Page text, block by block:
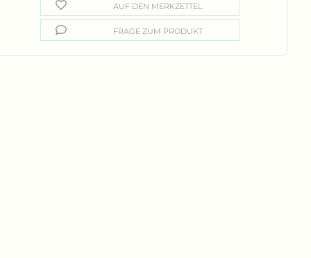
AUF DEN MERKZETTEL
FRAGE ZUM PRODUKT